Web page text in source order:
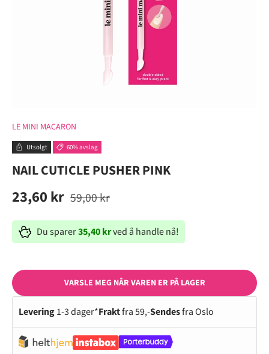
LE MINI MACARON
Utsolgt 60% avslag
NAIL CUTICLE PUSHER PINK
23,60 kr 59,00 kr
Du sparer35,40 krved å handle nå!
VARSLE MEG NÅR VAREN ER PÅ LAGER
Levering1-3 dager*Fraktfra 59,-Sendesfra Oslo